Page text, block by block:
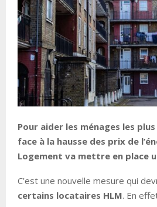
Pour aider les ménages les
face à la hausse des prix de
Logement va mettre en place
C’est une nouvelle mesure qui
certains locataires HLM. En